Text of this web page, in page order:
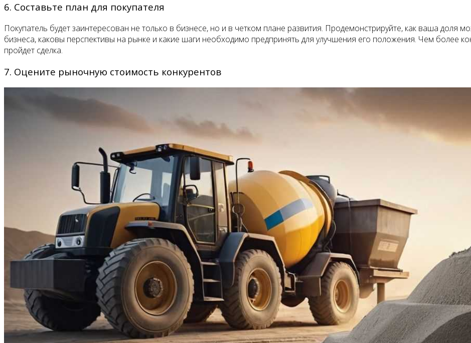
6. Составьте план для покупателя
Покупатель будет заинтересован не только в бизнесе, но и в четком плане развития. Продемонстрируйте, как ваша доля
бизнеса, каковы перспективы на рынке и какие шаги необходимо предпринять для улучшения его положения. Чем более
пройдет сделка.
7. Оцените рыночную стоимость конкурентов